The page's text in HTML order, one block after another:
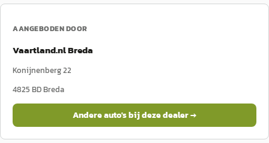
AANGEBODEN DOOR
Vaartland.nl Breda
Konijnenberg 22
4825 BDBreda
Andere auto's bij deze dealer →